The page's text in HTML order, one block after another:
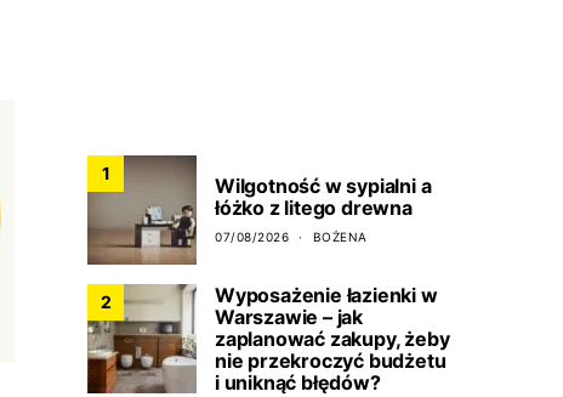
1
Wilgotność w sypialni a
łóżko z litego drewna
07/08/2026 BOŻENA
2
Wyposażenie łazienki w
Warszawie – jak
zaplanować zakupy, żeby
nie przekroczyć budżetu
i uniknąć błędów?